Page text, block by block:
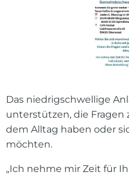
Das niedrigschwellige
unterstützen, die Fragen
dem Alltag haben oder
möchten.
„Ich nehme mir Zeit für